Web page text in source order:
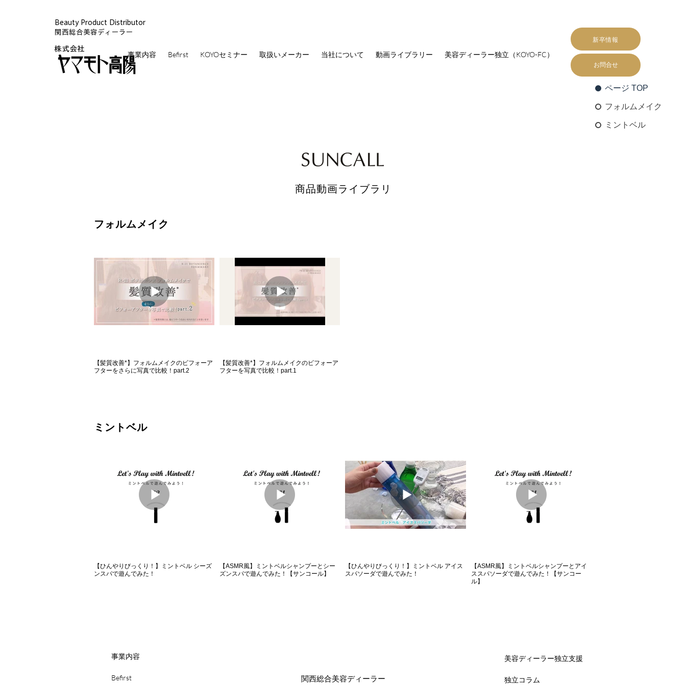
Beauty Product Distributor
関西総合美容ディーラー
株式会社
事業内容 Befirst KOYOセミナー 取扱いメーカー 当社について 動画ライブラリー 美容ディーラー独立（KOYO-FC）
新卒情報
お問合せ
ページ TOP
フォルムメイク
ミントベル
商品動画ライブラリ
​フォルムメイク
【髪質改善*】フォルムメイクのビフォーア
フターをさらに写真で比較！part.2
【髪質改善*】フォルムメイクのビフォーア
フターを写真で比較！part.1
ミントベル
【ひんやりびっくり！】ミントベル シーズ
ンスパで遊んでみた！
【ASMR風】ミントベルシャンプーとシー
ズンスパで遊んでみた！【サンコール】
【ひんやりびっくり！】ミントベル アイス
スパソーダで遊んでみた！
【ASMR風】ミントベルシャンプーとアイ
ススパソーダで遊んでみた！【サンコー
ル】
事業内容
Befirst 関西総合美容ディーラー
美容ディーラー独立支援
独立コラム